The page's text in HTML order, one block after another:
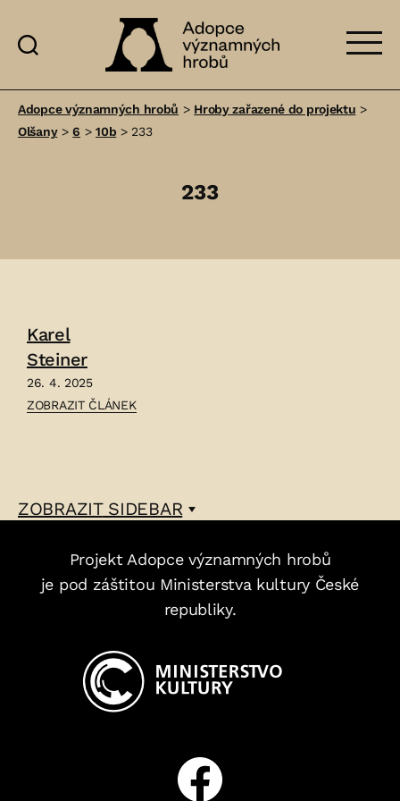
významných
Adopce významných hrobů > Hroby zařazené do projektu >
Olšany>6 >10b > 233
233
Karel
Steiner
26. 4. 2025
ČLÁNEK:
ZOBRAZIT ČLÁNEK
ZOBRAZITSIDEBAR
Projekt Adopce významných hrobů
je pod záštitou Ministerstva kultury České
republiky.
Facebook